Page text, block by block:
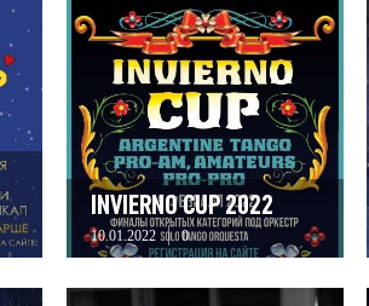
INVIERNO CUP 2022
10.01.2022 0